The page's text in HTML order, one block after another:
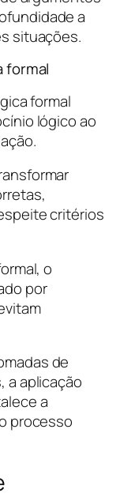
a
situações.
formal
formal
lógico ao
critérios
o
por
de
a aplicação
a
processo